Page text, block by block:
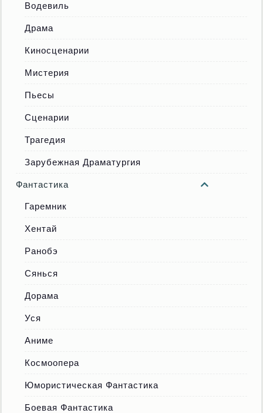
Водевиль
Драма
Киносценарии
Мистерия
Пьесы
Сценарии
Трагедия
Зарубежная Драматургия
Фантастика
Гаремник
Хентай
Ранобэ
Сянься
Дорама
Уся
Аниме
Космоопера
Юмористическая Фантастика
Боевая Фантастика